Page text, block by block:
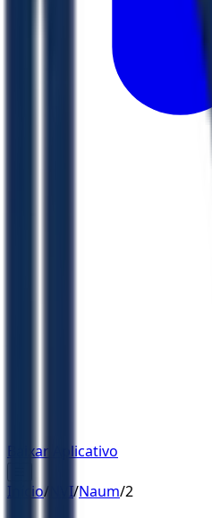
Baixar Aplicativo
Início/ NVI/Naum/2